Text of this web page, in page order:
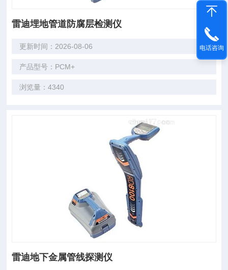
雷迪埋地管道防腐层检测仪
更新时间：2026-08-06
产品型号：PCM+
浏览量：4340
雷迪地下金属管线探测仪
电话咨询